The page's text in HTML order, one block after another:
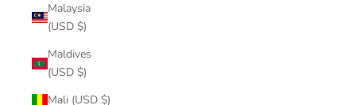
Malaysia
(USD $)
Maldives
(USD $)
Mali (USD $)